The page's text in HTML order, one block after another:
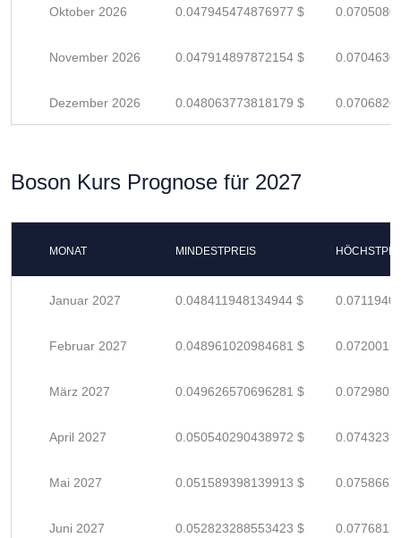
Oktober 2026 0.047945474876977 $
November 2026 0.047914897872154 $
Dezember 2026 0.048063773818179 $
Boson Kurs Prognose für 2027
MONAT MINDESTPREIS
Januar 2027 0.048411948134944 $
Februar 2027 0.048961020984681 $
März 2027 0.049626570696281 $
April 2027 0.050540290438972 $
Mai 2027 0.051589398139913 $
Juni 2027 0.052823288553423 $